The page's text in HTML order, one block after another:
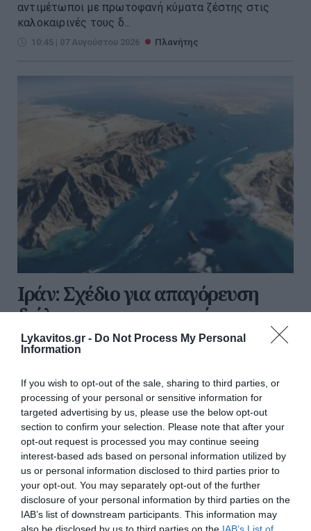
Lykavitos.gr - Do Not Process My Personal
Information
If you wish to opt-out of the sale, sharing to third parties, or
processing of your personal or sensitive information for
targeted advertising by us, please use the below opt-out
section to confirm your selection. Please note that after your
opt-out request is processed you may continue seeing
interest-based ads based on personal information utilized by
us or personal information disclosed to third parties prior to
your opt-out. You may separately opt-out of the further
disclosure of your personal information by third parties on the
IAB’s list of downstream participants. This information may
also be disclosed by us to third parties on the IAB’s List of
αντιμέτωποι με πρωτοφανή κύματα ζέστης στις
καλοκαιρινές τους δ...
10:45 | 07 Αυγούστου 2026 Πλανήτης
Ιράν: Σχέδιο για απαγόρευση
διέλευσης αμερικανικών και
ισραηλινών πλοίων από τα Στενά
του Ορμούζ
Νέα ένταση διαμορφώνεται στον Περσικό Κόλπο,
καθώς το Ιράν εξετάζει σχέδιο νόμου που προβλέπει
την απαγόρευση διέλευσης πλοίων των Ηνωμένων
Πολιτειών, του Ισραήλ και άλλων χωρών που
χαρακτηρίζει ως «εχθρικές» α...
08:16 | 07 Αυγούστου 2026 Πλανήτης